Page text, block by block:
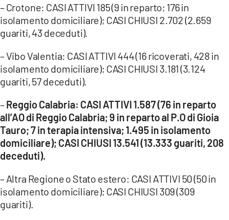
– Crotone: CASI ATTIVI 185 (9 in reparto; 176 in
isolamento domiciliare); CASI CHIUSI 2.702 (2.659
guariti, 43 deceduti).
– Vibo Valentia: CASI ATTIVI 444 (16 ricoverati, 428 in
isolamento domiciliare); CASI CHIUSI 3.181 (3.124
guariti, 57 deceduti).
–Reggio Calabria: CASI ATTIVI 1.587 (76 in reparto
all’AO di Reggio Calabria; 9 in reparto al P.O di Gioia
Tauro; 7 in terapia intensiva; 1.495 in isolamento
domiciliare); CASI CHIUSI 13.541 (13.333 guariti, 208
deceduti).
– Altra Regione o Stato estero: CASI ATTIVI 50 (50 in
isolamento domiciliare); CASI CHIUSI 309 (309
guariti).